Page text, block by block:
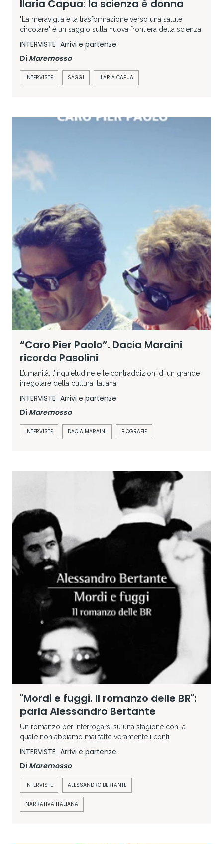
Ilaria Capua: la scienza è donna
"La meraviglia e la trasformazione verso una salute
circolare" è un saggio sulla nuova frontiera della scienza
INTERVISTE Arrivi e partenze
Di Maremosso
INTERVISTE SAGGI ILARIA CAPUA
“Caro Pier Paolo”. Dacia Maraini
ricorda Pasolini
L’umanità, l’inquietudine e le contraddizioni di un grande
irregolare della cultura italiana
INTERVISTE Arrivi e partenze
Di Maremosso
INTERVISTE DACIA MARAINI BIOGRAFIE
"Mordi e fuggi. Il romanzo delle BR":
parla Alessandro Bertante
Un romanzo per interrogarsi su una stagione con la
quale non abbiamo mai fatto veramente i conti
INTERVISTE Arrivi e partenze
Di Maremosso
INTERVISTE ALESSANDRO BERTANTE
NARRATIVA ITALIANA